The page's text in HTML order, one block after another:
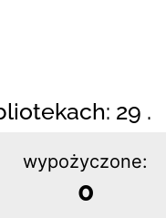
29 .
wypożyczone:
0